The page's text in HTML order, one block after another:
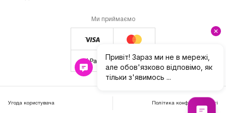
Ми приймаємо
Угода користувача Політика конфіденційності